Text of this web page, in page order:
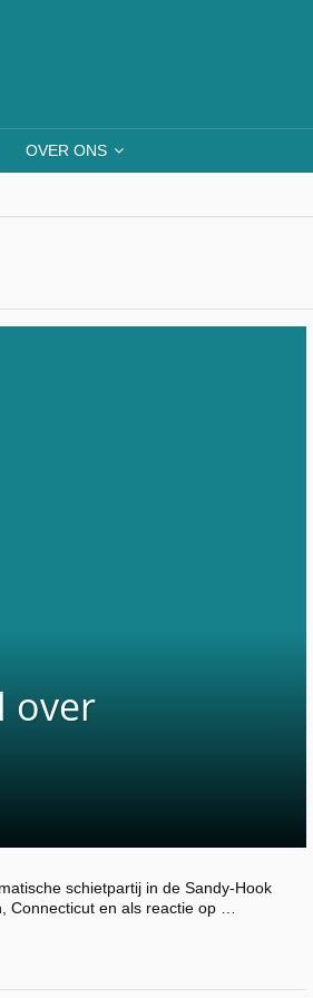
OVER ONS
over
schietpartij in de Sandy-Hook
Connecticut en als reactie op …